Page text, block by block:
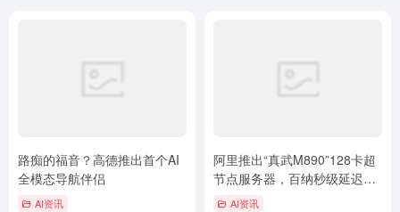
路痴的福音？高德推出首个AI
全模态导航伴侣
AI资讯
阿里推出“真武M890”128卡超
节点服务器，百纳秒级延迟赋
能Agentic时代
AI资讯